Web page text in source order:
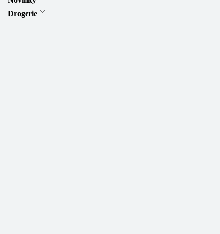
Drogerie